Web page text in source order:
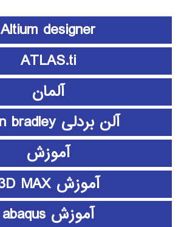
Altium designer
ATLAS.ti
آلمان
آلن بردلی Allen bradley
آموزش
آموزش 3D MAX
آموزش abaqus